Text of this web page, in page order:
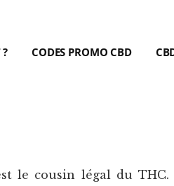
CODES PROMO CBD
le cousin légal du THC.